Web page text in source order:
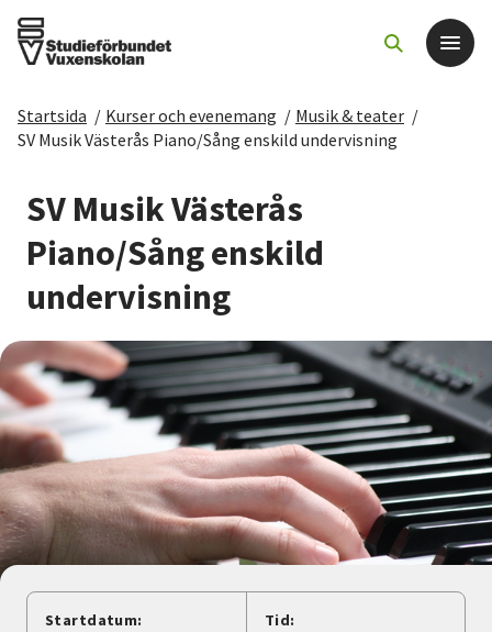
Det här gör vi
För dig som
Sök kurser och evenemang
Starta studiecirkel
Cirkelledare
Nyheter
Avdelningar
Startsida / Kurser och evenemang / Musik & teater /
SV Musik Västerås Piano/Sång enskild undervisning
SV Musik Västerås
Piano/Sång enskild
undervisning
Startdatum: Tid: